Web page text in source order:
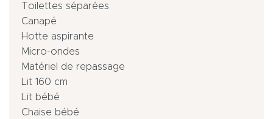
Toilettes séparées
Canapé
Hotte aspirante
Micro-ondes
Matériel de repassage
Lit 160 cm
Lit bébé
Chaise bébé